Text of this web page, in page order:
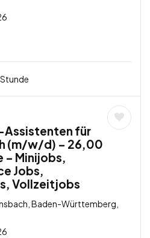
Assistenten für
(m/w/d) – 26,00
– Minijobs,
Jobs,
Vollzeitjobs
Baden-Württemberg,